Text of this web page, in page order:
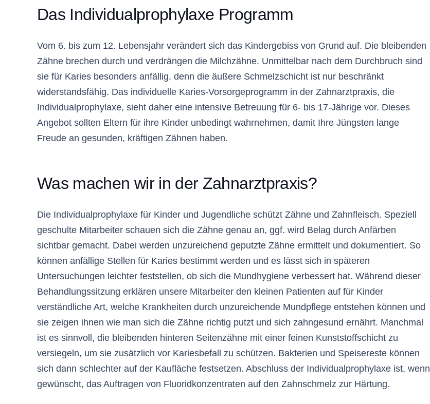
Das Individualprophylaxe Programm
Vom 6. bis zum 12. Lebensjahr verändert sich das Kindergebiss von Grund auf. Die bleibenden
Zähne brechen durch und verdrängen die Milchzähne. Unmittelbar nach dem Durchbruch sind
sie für Karies besonders anfällig, denn die äußere Schmelzschicht ist nur beschränkt
widerstandsfähig. Das individuelle Karies-Vorsorgeprogramm in der Zahnarztpraxis, die
Individualprophylaxe, sieht daher eine intensive Betreuung für 6- bis 17-Jährige vor. Dieses
Angebot sollten Eltern für ihre Kinder unbedingt wahrnehmen, damit Ihre Jüngsten lange
Freude an gesunden, kräftigen Zähnen haben.
Was machen wir in der Zahnarztpraxis?
Die Individualprophylaxe für Kinder und Jugendliche schützt Zähne und Zahnfleisch. Speziell
geschulte Mitarbeiter schauen sich die Zähne genau an, ggf. wird Belag durch Anfärben
sichtbar gemacht. Dabei werden unzureichend geputzte Zähne ermittelt und dokumentiert. So
können anfällige Stellen für Karies bestimmt werden und es lässt sich in späteren
Untersuchungen leichter feststellen, ob sich die Mundhygiene verbessert hat. Während dieser
Behandlungssitzung erklären unsere Mitarbeiter den kleinen Patienten auf für Kinder
verständliche Art, welche Krankheiten durch unzureichende Mundpflege entstehen können und
sie zeigen ihnen wie man sich die Zähne richtig putzt und sich zahngesund ernährt. Manchmal
ist es sinnvoll, die bleibenden hinteren Seitenzähne mit einer feinen Kunststoffschicht zu
versiegeln, um sie zusätzlich vor Kariesbefall zu schützen. Bakterien und Speisereste können
sich dann schlechter auf der Kaufläche festsetzen. Abschluss der Individualprophylaxe ist, wenn
gewünscht, das Auftragen von Fluoridkonzentraten auf den Zahnschmelz zur Härtung.